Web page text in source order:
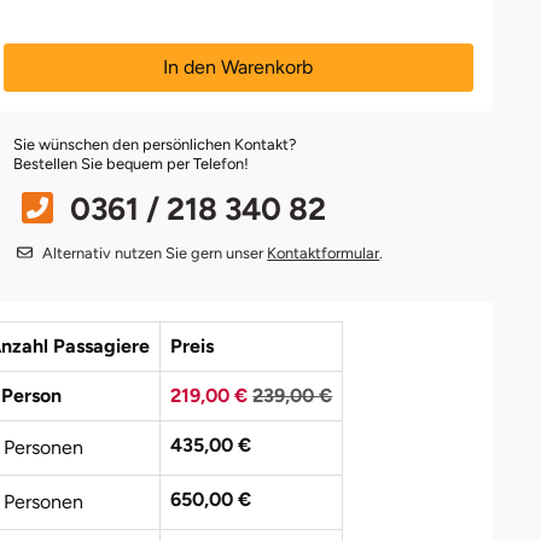
In den Warenkorb
Sie wünschen den persönlichen Kontakt?
Bestellen Sie bequem per Telefon!
0361 / 218 340 82
Alternativ nutzen Sie gern unser Kontaktformular.
Passagiere Preis
219,00 €239,00 €
435,00 €
Personen 650,00 €